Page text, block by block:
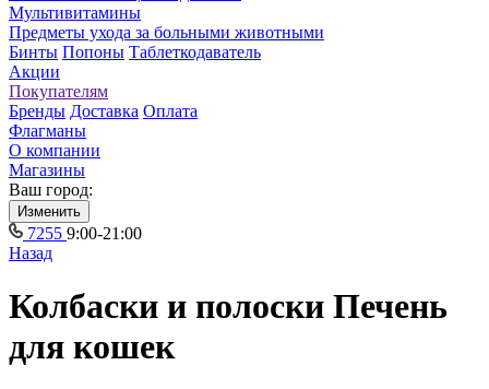
Мультивитамины
Предметы ухода за больными животными
Бинты Попоны Таблеткодаватель
Акции
Покупателям
Бренды Доставка Оплата
Флагманы
О компании
Магазины
Ваш город:
Изменить
7255 9:00-21:00
Назад
Колбаски и полоски Печень
для кошек